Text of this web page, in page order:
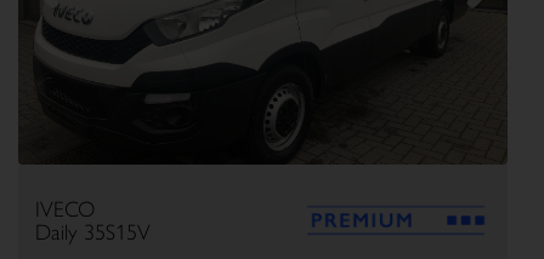
Previous
IVECO
Daily 35S15V